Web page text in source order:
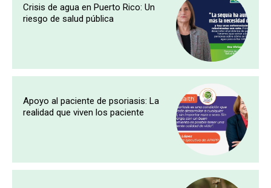
Crisis de agua en Puerto Rico: Un
riesgo de salud pública
Apoyo al paciente de psoriasis: La
realidad que viven los paciente